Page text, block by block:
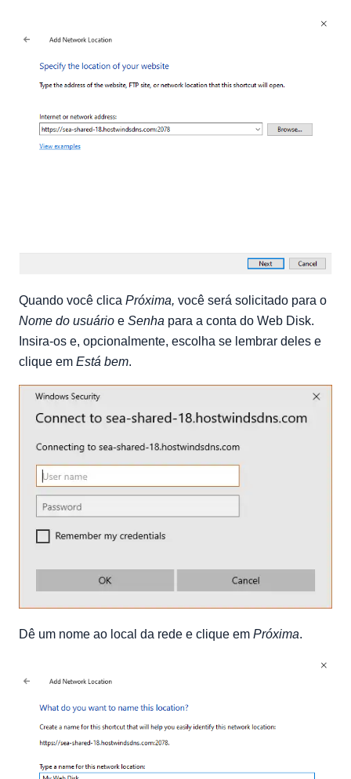
Quando você clica Próxima, você será solicitado para o
Nome do usuário e Senha para a conta do Web Disk.
Insira-os e, opcionalmente, escolha se lembrar deles e
clique em Está bem.
Dê um nome ao local da rede e clique em Próxima.